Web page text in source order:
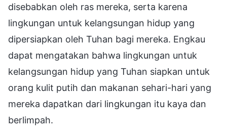
disebabkan oleh ras mereka, serta karena
lingkungan untuk kelangsungan hidup yang
dipersiapkan oleh Tuhan bagi mereka. Engkau
dapat mengatakan bahwa lingkungan untuk
kelangsungan hidup yang Tuhan siapkan untuk
orang kulit putih dan makanan sehari-hari yang
mereka dapatkan dari lingkungan itu kaya dan
berlimpah.